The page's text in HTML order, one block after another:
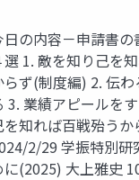
日の内容－申請書の
選 1. 敵を知り己を
らず(制度編) 2. 伝
3. 業績アピールを
を知れば百戦殆う
2/29 学振特別研
に(2025) 大上雅史